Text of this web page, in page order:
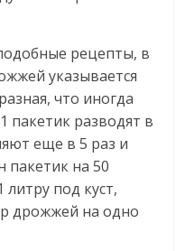
рецепты, в
указывается
что иногда
пакетик разводят в
еще в 5 раз и
пакетик на 50
под куст,
дрожжей на одно